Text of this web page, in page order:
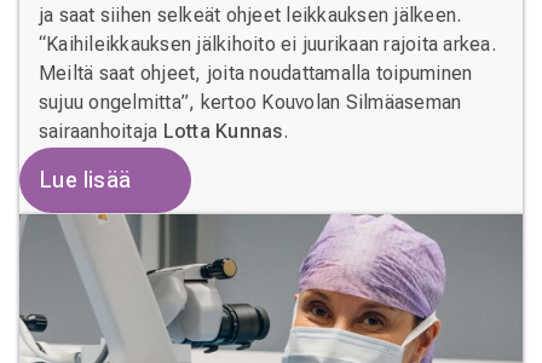
ja saat siihen selkeät ohjeet leikkauksen jälkeen.
“Kaihileikkauksen jälkihoito ei juurikaan rajoita arkea.
Meiltä saat ohjeet, joita noudattamalla toipuminen
sujuu ongelmitta”, kertoo Kouvolan Silmäaseman
sairaanhoitaja Lotta Kunnas.
Lue lisää